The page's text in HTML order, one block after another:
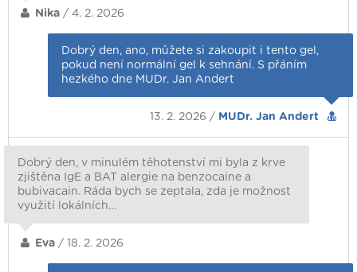
Nika / 4. 2. 2026
Dobrý den, ano, můžete si zakoupit i tento gel,
pokud není normální gel k sehnání. S přáním
hezkého dne MUDr. Jan Andert
13. 2. 2026 / MUDr. Jan Andert
Dobrý den, v minulém těhotenství mi byla z krve
zjištěna IgE a BAT alergie na benzocaine a
bubivacain. Ráda bych se zeptala, zda je možnost
využití lokálních…
Eva / 18. 2. 2026